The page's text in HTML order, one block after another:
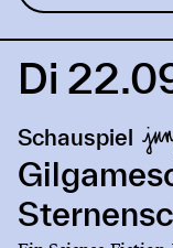
Link
Gilgamesch,
mein
Sternenschiff
Di
Schauspiel